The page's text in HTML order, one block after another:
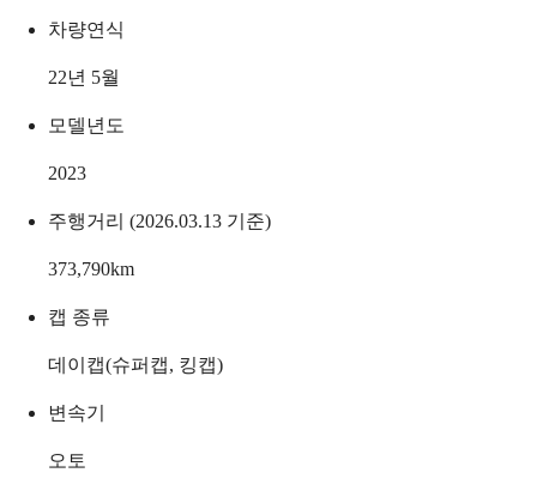
차량연식
22년 5월
모델년도
2023
주행거리 (2026.03.13 기준)
373,790km
캡 종류
데이캡(슈퍼캡, 킹캡)
변속기
오토